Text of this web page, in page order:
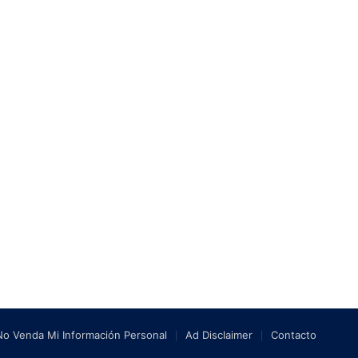
Venda Mi Información Personal Ad Disclaimer Contacto